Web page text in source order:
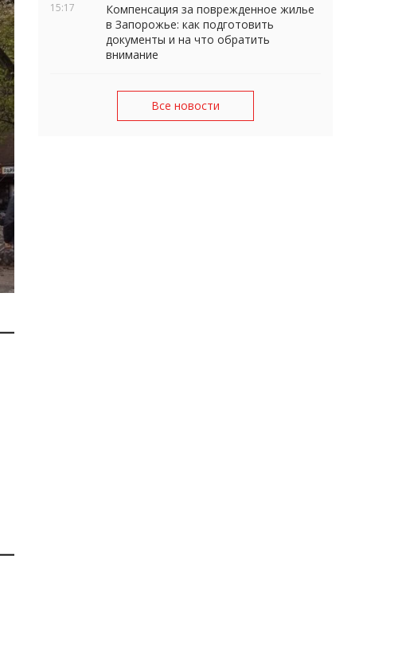
15:17
Компенсация за поврежденное жилье
в Запорожье: как подготовить
документы и на что обратить
внимание
Все новости